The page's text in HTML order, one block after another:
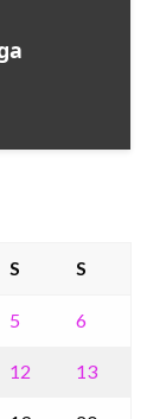
S S
5 6
12 13